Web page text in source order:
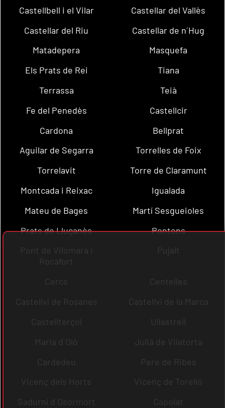
Castellbell i el Vilar
Castellar del Vallès
Castellar del Riu
Castellar de n´Hug
Matadepera
Masquefa
Els Prats de Rei
Tiana
Terrassa
Teià
Fe del Penedès
Castellcir
Cardona
Bellprat
Aguilar de Segarra
Torrelles de Foix
Torrelavit
Torre de Claramunt
Montcada i Reixac
Igualada
Mateu de Bages
Martí Sesgueioles
Prats de Lluçanès
Pontons
Pont de Vilomara i
Rocafort
Pujalt
Cercs
Centelles
Castellví de Rosanes
Castellví de la Marca
Castellterçol
Ullastrell
Maria d´Oló
Julià de Vilatorta
Cardedeu
Pere de Ribes
Vicenç dels Horts
Vicenç de Torelló
Sadurní d´Osormort
Capolat